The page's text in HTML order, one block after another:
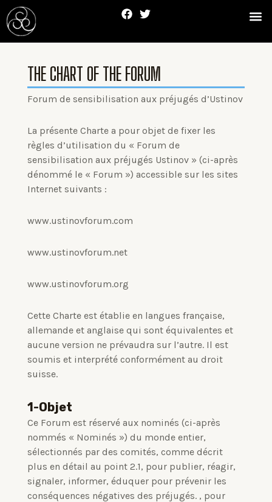
Skip
to
content
F
a
e
o
o
k
T
w
t
e
r
THE CHART OF THE FORUM
Forum de sensibilisation aux préjugés d’Ustinov
La présente Charte a pour objet de fixer les
règles d’utilisation du « Forum de
sensibilisation aux préjugés Ustinov » (ci-après
dénommé le « Forum ») accessible sur les sites
Internet suivants :
www.ustinovforum.com
www.ustinovforum.net
www.ustinovforum.org
Cette Charte est établie en langues française,
allemande et anglaise qui sont équivalentes et
aucune version ne prévaudra sur l’autre. Il est
soumis et interprété conformément au droit
suisse.
1-Objet
Ce Forum est réservé aux nominés (ci-après
nommés « Nominés ») du monde entier,
sélectionnés par des comités, comme décrit
plus en détail au point 2.1, pour publier, réagir,
signaler, informer, éduquer pour prévenir les
conséquences négatives des préjugés. , pour